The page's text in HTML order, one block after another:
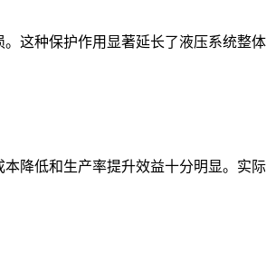
这种保护作用显著延长了液压系统整
降低和生产率提升效益十分明显。实